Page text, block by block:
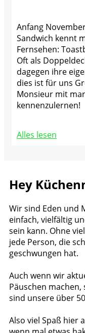
Anfang
Sandwich kennt
Fernsehen:
Oft als
dagegen ihre
dies ist für uns
Monsieur mit
kennenzulernen!
Alles lesen
Hey
Wir sind Eden und
einfach, vielfältig
sein kann. Ohne
jede Person, die
geschwungen hat.
Auch wenn wir
Päuschen
sind unsere über
Also viel Spaß hier